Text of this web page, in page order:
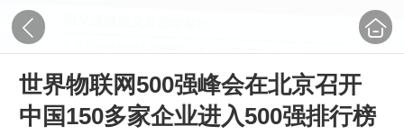
世界物联网500强峰会在北京召开
中国150多家企业进入500强排行榜